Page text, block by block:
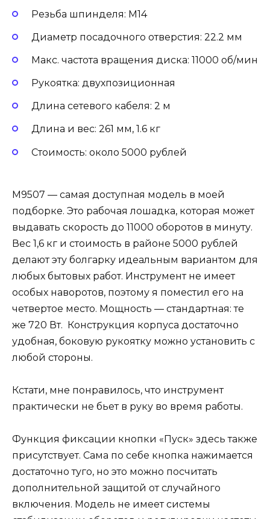
Резьба шпинделя: M14
Диаметр посадочного отверстия: 22.2 мм
Макс. частота вращения диска: 11000 об/мин
Рукоятка: двухпозиционная
Длина сетевого кабеля: 2 м
Длина и вес: 261 мм, 1.6 кг
Стоимость: около 5000 рублей
M9507 — самая доступная модель в моей
подборке. Это рабочая лошадка, которая может
выдавать скорость до 11000 оборотов в минуту.
Вес 1,6 кг и стоимость в районе 5000 рублей
делают эту болгарку идеальным вариантом для
любых бытовых работ. Инструмент не имеет
особых наворотов, поэтому я поместил его на
четвертое место. Мощность — стандартная: те
же 720 Вт. Конструкция корпуса достаточно
удобная, боковую рукоятку можно установить с
любой стороны.
Кстати, мне понравилось, что инструмент
практически не бьет в руку во время работы.
Функция фиксации кнопки «Пуск» здесь также
присутствует. Сама по себе кнопка нажимается
достаточно туго, но это можно посчитать
дополнительной защитой от случайного
включения. Модель не имеет системы